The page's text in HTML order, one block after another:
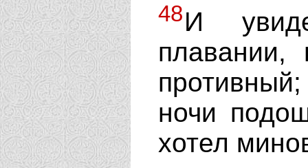
48И
ночи
хотел